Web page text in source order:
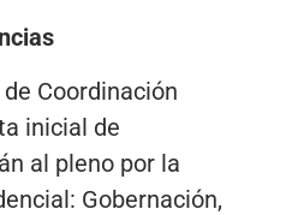
Coordinación
inicial de
al pleno por la
Gobernación,